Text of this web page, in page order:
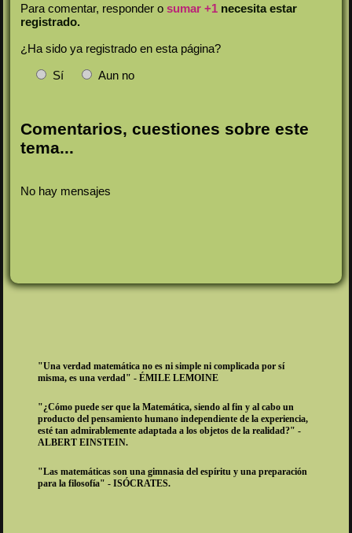
Para comentar, responder osumar +1 necesita estar
registrado.
¿Ha sido ya registrado en esta página?
Sí
Aun no
Comentarios, cuestiones sobre este
tema...
No hay mensajes
"Una verdad matemática no es ni simple ni complicada por sí
misma, es una verdad" - ÉMILE LEMOINE
"¿Cómo puede ser que la Matemática, siendo al fin y al cabo un
producto del pensamiento humano independiente de la experiencia,
esté tan admirablemente adaptada a los objetos de la realidad?" -
ALBERT EINSTEIN.
"Las matemáticas son una gimnasia del espíritu y una preparación
para la filosofía" - ISÓCRATES.